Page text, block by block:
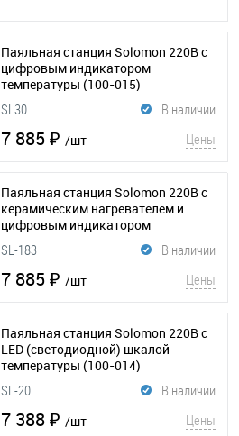
Паяльная станция Solomon 220В с
цифровым индикатором
температуры (100-015)
В наличии
SL30
7 885 ₽ /шт Цены
Паяльная станция Solomon 220В с
керамическим нагревателем и
цифровым индикатором
температуры
В наличии
SL-183
7 885 ₽ /шт Цены
Паяльная станция Solomon 220В с
LED (светодиодной) шкалой
температуры (100-014)
В наличии
SL-20
7 388 ₽ /шт Цены